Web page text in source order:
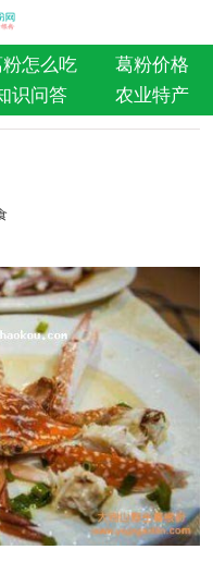
怎么吃
葛粉价格
识问答 农业特产